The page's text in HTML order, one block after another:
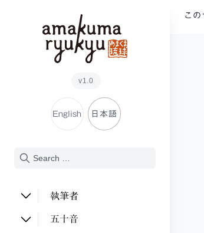
v1.0
English 日本語
執筆者
安次富 順子五十音
この